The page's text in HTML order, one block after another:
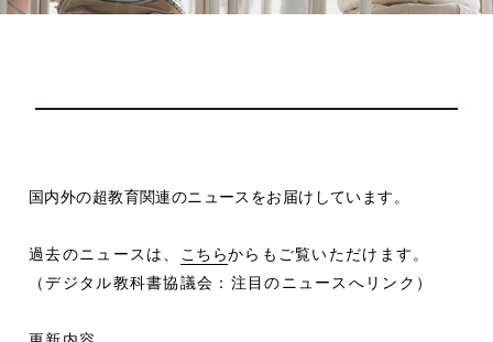
国内外の超教育関連のニュースをお届けしています。
過去のニュースは、 こちらからもご覧いただけます。
（デジタル教科書協議会：注目のニュースへリンク）